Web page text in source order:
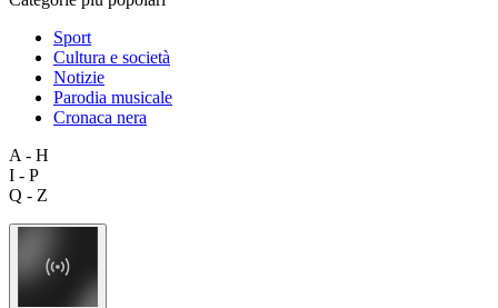
Sport
Cultura e società
Notizie
Parodia musicale
Cronaca nera
A - H
I - P
Q - Z